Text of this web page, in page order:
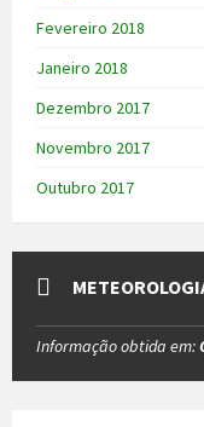
Fevereiro 2018
Janeiro 2018
Dezembro 2017
Novembro 2017
Outubro 2017
Informação obtida em: